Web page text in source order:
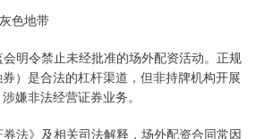
色地带
明令禁止未经批准的场外配资活动。正规
）是合法的杠杆渠道，但非持牌机构开展
嫌非法经营证券业务。
法》及相关司法解释，场外配资合同常因